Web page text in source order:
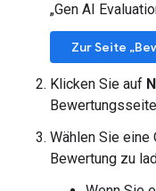
„Gen AI
Zur Seite
Klicken Sie auf
Wählen Sie eine
Bewertung zu